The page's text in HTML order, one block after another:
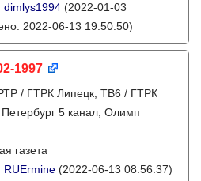
dimlys1994 (2022-01-03
2022-06-13 19:50:50)
1997
/ ГТРК Липецк, ТВ6 / ГТРК
5 канал, Олимп
газета
RUErmine (2022-06-13 08:56:37)